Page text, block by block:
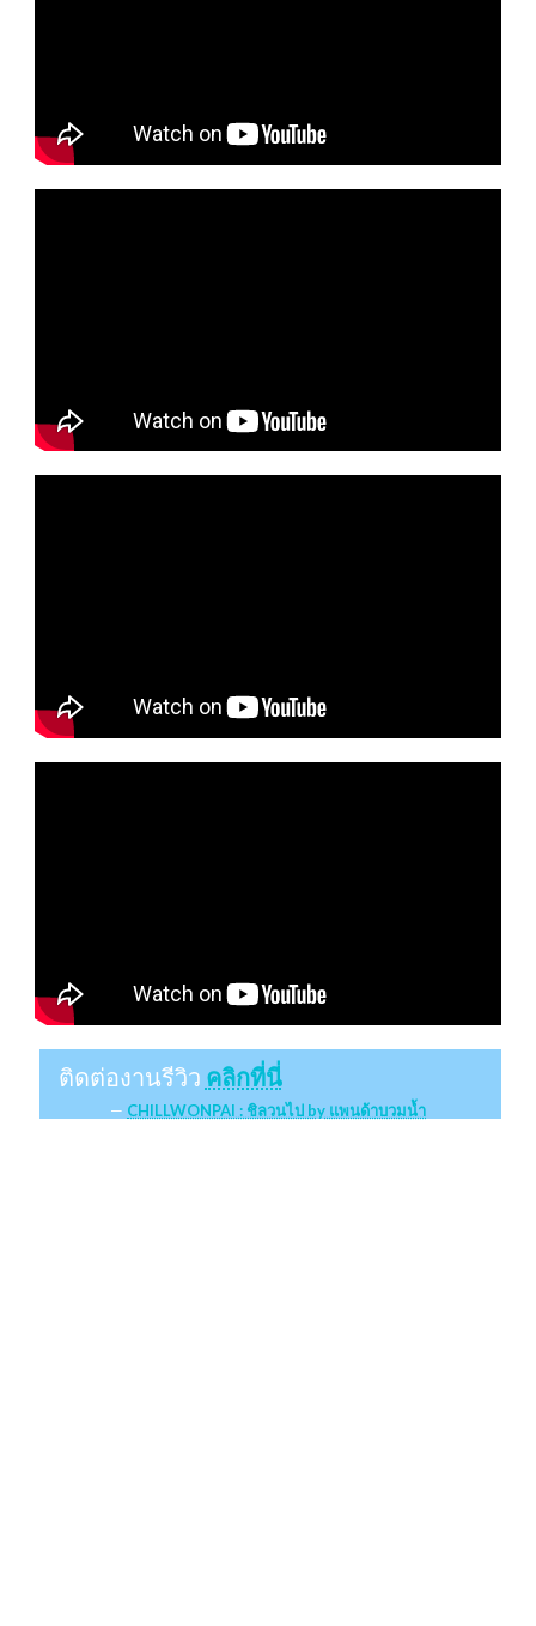
ติดต่องานรีวิว คลิกที่นี่
CHILLWONPAI : ชิลวนไป by แพนด้าบวมน้ำ